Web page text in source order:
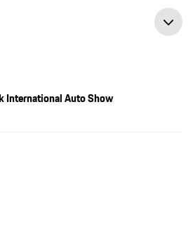
International Auto Show